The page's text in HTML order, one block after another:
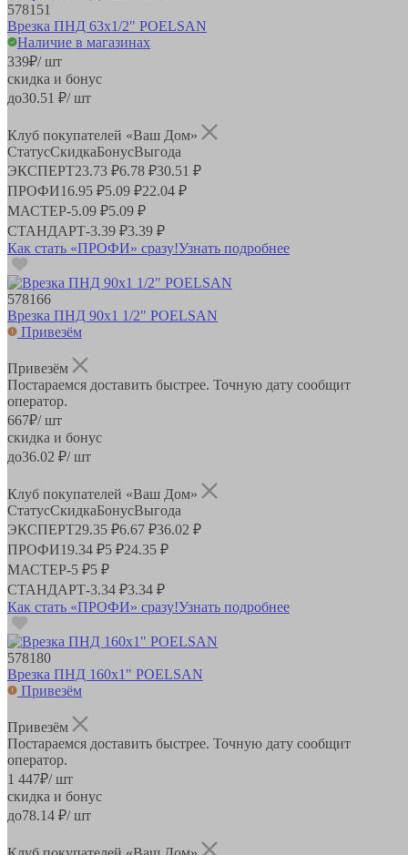
578151
Врезка ПНД 63х1/2" POELSAN
Наличие в магазинах
339₽/ шт
скидка и бонус
до30.51 ₽/ шт
Клуб покупателей «Ваш Дом»
СтатусСкидкаБонусВыгода
ЭКСПЕРТ23.73 ₽6.78 ₽30.51 ₽
ПРОФИ16.95 ₽5.09 ₽22.04 ₽
МАСТЕР-5.09 ₽5.09 ₽
СТАНДАРТ-3.39 ₽3.39 ₽
Как стать «ПРОФИ» сразу!Узнать подробнее
578166
Врезка ПНД 90х1 1/2" POELSAN
Привезём
Привезём
Постараемся доставить быстрее. Точную дату сообщит
оператор.
667₽/ шт
скидка и бонус
до36.02 ₽/ шт
Клуб покупателей «Ваш Дом»
СтатусСкидкаБонусВыгода
ЭКСПЕРТ29.35 ₽6.67 ₽36.02 ₽
ПРОФИ19.34 ₽5 ₽24.35 ₽
МАСТЕР-5 ₽5 ₽
СТАНДАРТ-3.34 ₽3.34 ₽
Как стать «ПРОФИ» сразу!Узнать подробнее
578180
Врезка ПНД 160х1" POELSAN
Привезём
Привезём
Постараемся доставить быстрее. Точную дату сообщит
оператор.
1 447₽/ шт
скидка и бонус
до78.14 ₽/ шт